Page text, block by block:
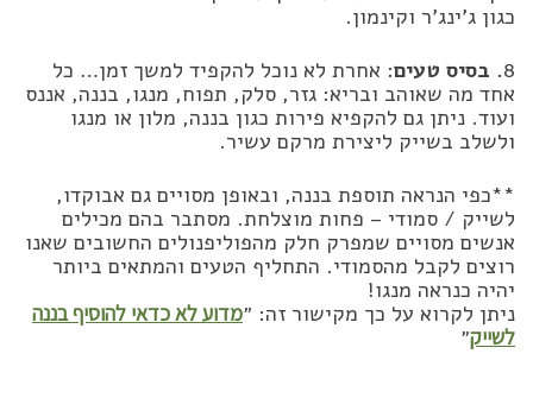
כגון ג’ינג’ר וקינמון.
8. בסיס טעים: אחרת לא נוכל להקפיד למשך זמן… כל
אחד מה שאוהב ובריא: גזר, סלק, תפוח, מנגו, בננה, אננס
ועוד. ניתן גם להקפיא פירות כגון בננה, מלון או מנגו
ולשלב בשייק ליצירת מרקם עשיר.
**כפי הנראה תוספת בננה, ובאופן מסויים גם אבוקדו,
לשייק / סמודי – פחות מוצלחת. מסתבר בהם מכילים
אנשים מסויים שמפרק חלק מהפוליפנולים החשובים שאנו
רוצים לקבל מהסמודי. התחליף הטעים והמתאים ביותר
יהיה כנראה מנגו!
ניתן לקרוא על כך מקישור זה: ״מדוע לא כדאי להוסיף בננה
לשייק״